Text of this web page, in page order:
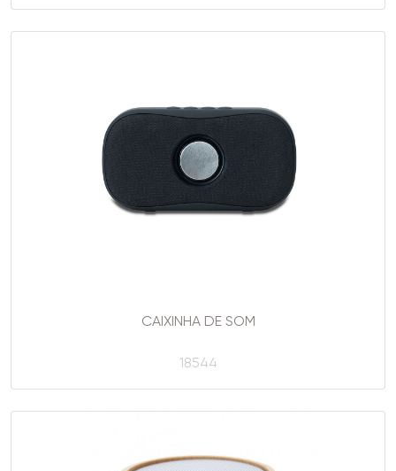
CAIXINHA DE SOM
18544